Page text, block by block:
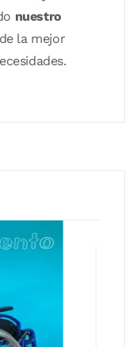
nuestro
la mejor